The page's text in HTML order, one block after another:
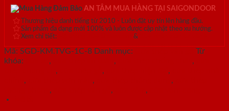
AN TÂM MUA HÀNG TẠI SAIGONDOOR
Thương hiệu danh tiếng từ 2010 - Luôn đặt uy tín lên hàng đầu.
Sản phẩm đa dạng mới 100% và luôn được cập nhật theo xu hướng.
Xem chi tiết:
&
Mã: SGD-KM.TVG-1C-8 Danh mục:
Từ
khóa:
, , ,
, , ,
, , ,
, , ,